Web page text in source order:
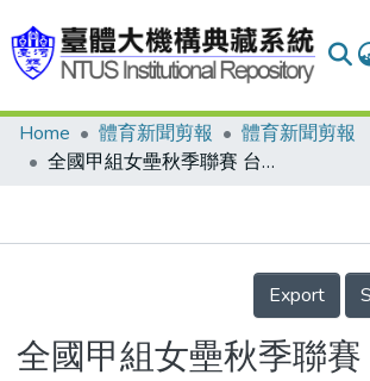
Communities & Collections
Statistics
Home 體育新聞剪報
體育新聞剪報
全國甲組女壘秋季聯賽 台體奪冠
Details
Export
全國甲組女壘秋季聯